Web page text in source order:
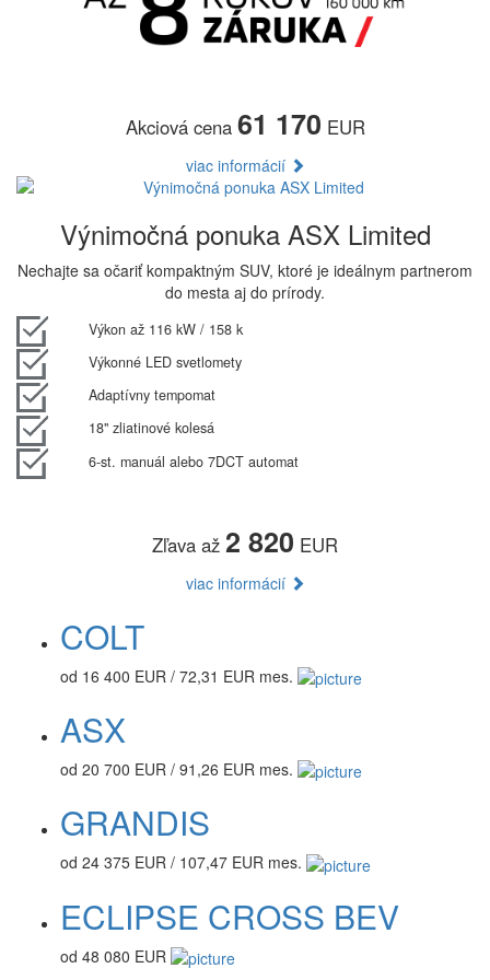
Akciová cena 61 170 EUR
viac informácií
Výnimočná ponuka ASX Limited
Nechajte sa očariť kompaktným SUV, ktoré je ideálnym partnerom
do mesta aj do prírody.
Výkon až 116 kW / 158 k
Výkonné LED svetlomety
Adaptívny tempomat
18" zliatinové kolesá
6-st. manuál alebo 7DCT automat
Zľava až 2 820 EUR
viac informácií
COLT
od 16 400 EUR / 72,31 EUR mes.
ASX
od 20 700 EUR / 91,26 EUR mes.
GRANDIS
od 24 375 EUR / 107,47 EUR mes.
ECLIPSE CROSS BEV
od 48 080 EUR